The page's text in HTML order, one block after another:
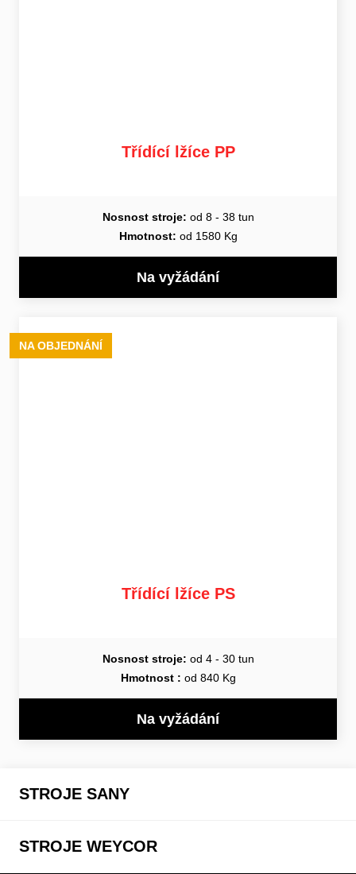
Třídící lžíce PP
Nosnost stroje: od 8 - 38 tun
Hmotnost: od 1580 Kg
Na vyžádání
NA OBJEDNÁNÍ
Třídící lžíce PS
Nosnost stroje: od 4 - 30 tun
Hmotnost : od 840 Kg
Na vyžádání
STROJE SANY
STROJE WEYCOR